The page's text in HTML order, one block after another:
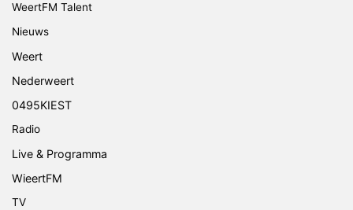
WeertFM Talent
Nieuws
Weert
Nederweert
0495KIEST
Radio
Live & Programma
WieertFM
TV